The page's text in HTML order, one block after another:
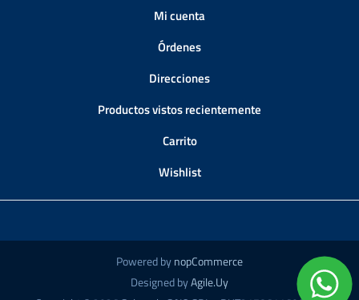
Mi cuenta
Órdenes
Direcciones
Productos vistos recientemente
Carrito
Wishlist
Powered bynopCommerce
Designed byAgile.Uy